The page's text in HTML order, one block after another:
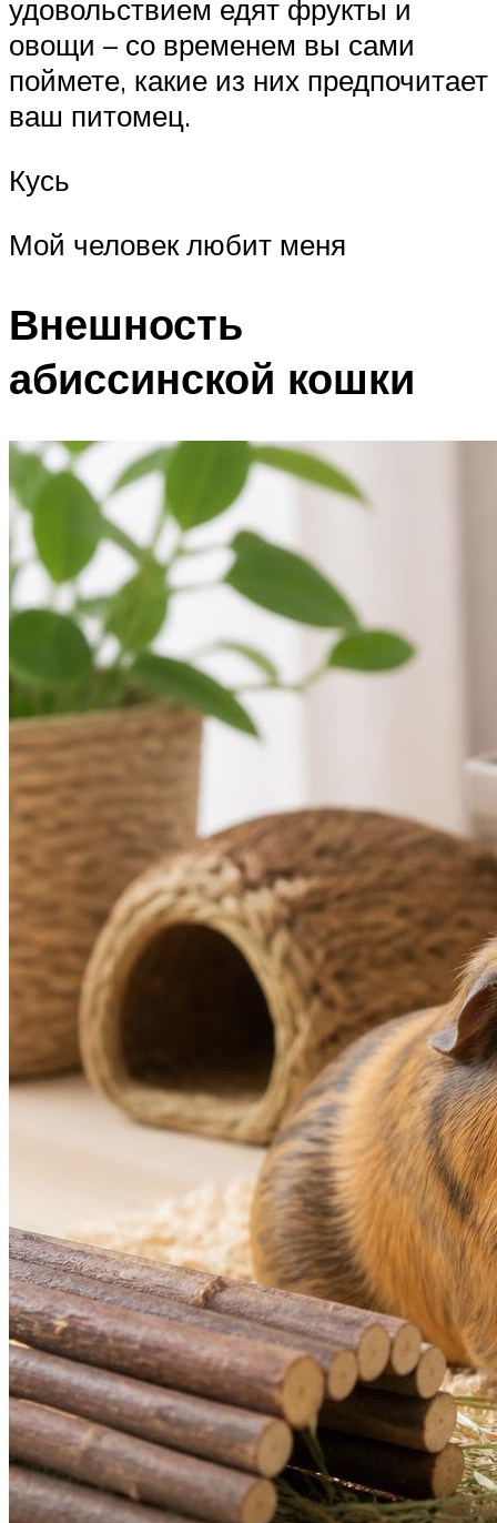
удовольствием едят фрукты и
овощи – со временем вы сами
поймете, какие из них предпочитает
ваш питомец.
Кусь
Мой человек любит меня
Внешность
абиссинской кошки